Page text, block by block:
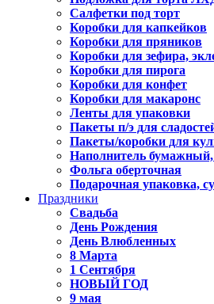
Салфетки под торт
Коробки для капкейков
Коробки для пряников
Коробки для зефира,
Коробки для пирога
Коробки для конфет
Коробки для макаронс
Ленты для упаковки
Пакеты п/э для
Пакеты/коробки для
Наполнитель
Фольга оберточная
Подарочная упаковка,
Праздники
Свадьба
День Рождения
День Влюбленных
8 Марта
1 Сентября
НОВЫЙ ГОД
9 мая